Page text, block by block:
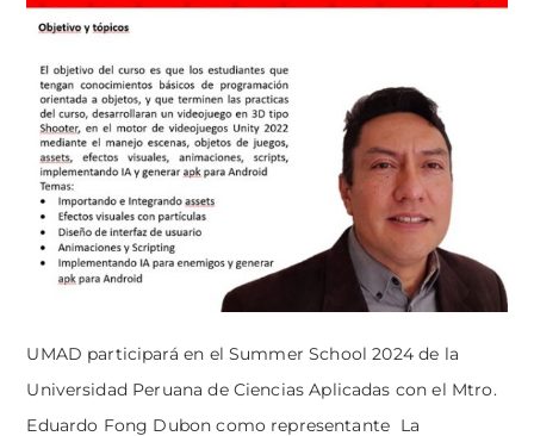
UMAD participará en el Summer School 2024 de la
Universidad Peruana de Ciencias Aplicadas con el Mtro.
Eduardo Fong Dubon como representante La